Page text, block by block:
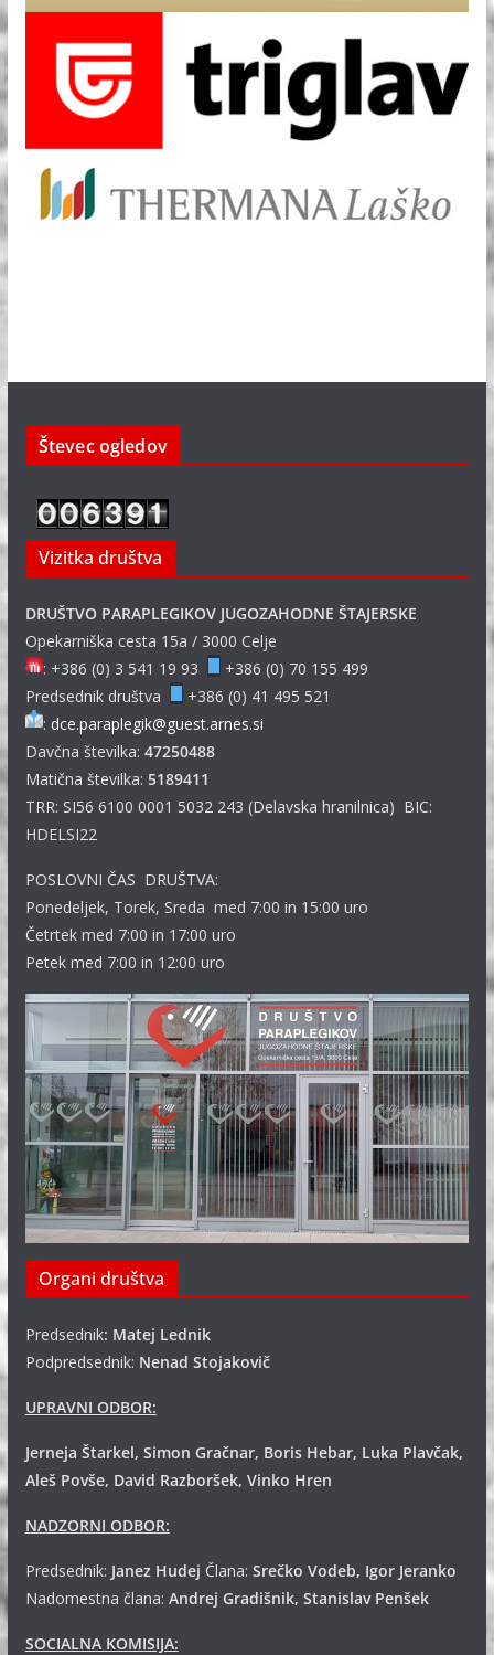
Števec ogledov
Vizitka društva
DRUŠTVO PARAPLEGIKOV JUGOZAHODNE ŠTAJERSKE
Opekarniška cesta 15a / 3000 Celje
: +386 (0) 3 541 19 93
+386 (0) 70 155 499
Predsednik društva
+386 (0) 41 495 521
: dce.paraplegik@guest.arnes.si
Davčna številka: 47250488
Matična številka: 5189411
TRR: SI56 6100 0001 5032 243 (Delavska hranilnica) BIC:
HDELSI22
POSLOVNI ČAS DRUŠTVA:
Ponedeljek, Torek, Sreda med 7:00 in 15:00 uro
Četrtek med 7:00 in 17:00 uro
Petek med 7:00 in 12:00 uro
Organi društva
Predsednik: Matej Lednik
Podpredsednik: Nenad Stojakovič
UPRAVNI ODBOR:
Jerneja Štarkel, Simon Gračnar, Boris Hebar, Luka Plavčak,
Aleš Povše, David Razboršek, Vinko Hren
NADZORNI ODBOR:
Predsednik: Janez Hudej Člana: Srečko Vodeb, Igor Jeranko
Nadomestna člana: Andrej Gradišnik, Stanislav Penšek
SOCIALNA KOMISIJA: